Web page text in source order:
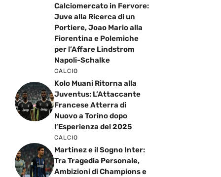
Calciomercato in Fervore:
Juve alla Ricerca di un
Portiere, Joao Mario alla
Fiorentina e Polemiche
per l’Affare Lindstrom
Napoli-Schalke
CALCIO
Kolo Muani Ritorna alla
Juventus: L’Attaccante
Francese Atterra di
Nuovo a Torino dopo
l’Esperienza del 2025
CALCIO
Martinez e il Sogno Inter:
Tra Tragedia Personale,
Ambizioni di Champions e